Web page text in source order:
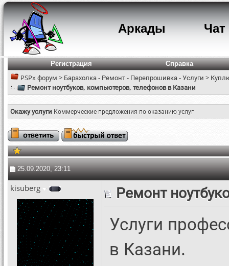
Аркады Чат
Регистрация Справка
PSPx форум > Барахолка - Ремонт - Перепрошивка - Услуги >
Ремонт ноутбуков, компьютеров, телефонов в Казани
Окажу услуги Коммерческие предложения по оказанию услуг
25.09.2020, 23:11
kisuberg Ремонт
Услуги
в Казани.